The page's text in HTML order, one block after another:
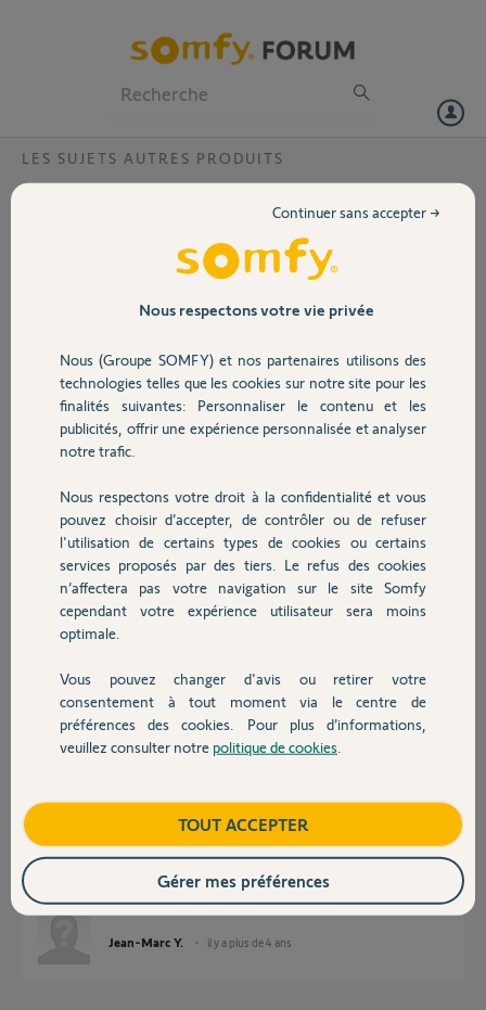
Volet
Sécurité
Domotique
Chauffage
Autres produits
Devis avec un pro
Contact
LES SUJETS AUTRES PRODUITS
clavier radio d2c 5014465c100
Mon clavier ne fonctionnant plus. j'ai changé la pile. mais ça ne
000000. En appuyant sur SET, aucun voyant ne s'allume ,
Merci,
Jean-Marc Y.
il y a plus de 4 ans
Participer au fil de discussion
Réponses
Bonsoir Jean-Marc
Visiblement la pile n'était pas en cause.
Si c'est le cas il y a de grande chance pour qu'elle est cour circuité la
platine.
JACKY M. il y a plus de 4 ans
non, j'ai ouvert, c'est propre. Question, j'ai ADR, puis "0" 6 fois, mais en
apputant sur SET...aucun voyabt. Puis en restant appuyé sur SET pdt 7 s
aucun voyant ne s'allume... bouton SET HS ??
Jean-Marc Y. il y a plus de 4 ans
Nous respectons votre vie privée
Nous (Groupe SOMFY) et nos partenaires utilisons des
technologies telles que les cookies sur notre site pour les
finalités suivantes: Personnaliser le contenu et les
publicités, offrir une expérience personnalisée et analyser
notre trafic.
Nous respectons votre droit à la confidentialité et vous
pouvez choisir d’accepter, de contrôler ou de refuser
l'utilisation de certains types de cookies ou certains
services proposés par des tiers. Le refus des cookies
n’affectera pas votre navigation sur le site Somfy
cependant votre expérience utilisateur sera moins
optimale.
Vous pouvez changer d'avis ou retirer votre
consentement à tout moment via le centre de
préférences des cookies. Pour plus d’informations,
veuillez consulter notre politique de cookies
Continuer sans accepter →
TOUT ACCEPTER
Gérer mes préférences